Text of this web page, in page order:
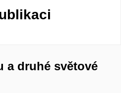
a druhé světové